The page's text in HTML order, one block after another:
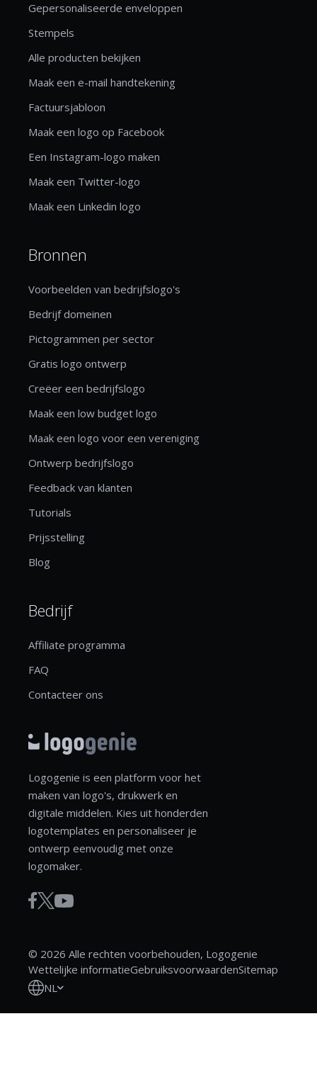
Gepersonaliseerde enveloppen
Stempels
Alle producten bekijken
Maak een e-mail handtekening
Factuursjabloon
Maak een logo op Facebook
Een Instagram-logo maken
Maak een Twitter-logo
Maak een Linkedin logo
Bronnen
Voorbeelden van bedrijfslogo's
Bedrijf domeinen
Pictogrammen per sector
Gratis logo ontwerp
Creëer een bedrijfslogo
Maak een low budget logo
Maak een logo voor een vereniging
Ontwerp bedrijfslogo
Feedback van klanten
Tutorials
Prijsstelling
Blog
Bedrijf
Affiliate programma
FAQ
Contacteer ons
Logogenie is een platform voor het
maken van logo's, drukwerk en
digitale middelen. Kies uit honderden
logotemplates en personaliseer je
ontwerp eenvoudig met onze
logomaker.
© 2026 Alle rechten voorbehouden, Logogenie
Wettelijke informatieGebruiksvoorwaardenSitemap
NL